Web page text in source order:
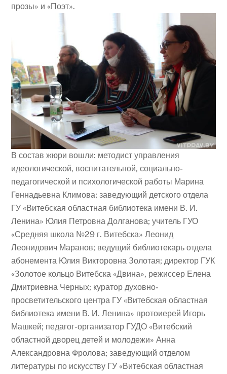
прозы» и «Поэт».
В состав жюри вошли: методист управления
идеологической, воспитательной, социально-
педагогической и психологической работы Марина
Геннадьевна Климова; заведующий детского отдела
ГУ «Витебская областная библиотека имени В. И.
Ленина» Юлия Петровна Долганова; учитель ГУО
«Средняя школа №29 г. Витебска» Леонид
Леонидович Маранов; ведущий библиотекарь отдела
абонемента Юлия Викторовна Золотая; директор ГУК
«Золотое кольцо Витебска «Двина», режиссер Елена
Дмитриевна Черных; куратор духовно-
просветительского центра ГУ «Витебская областная
библиотека имени В. И. Ленина» протоиерей Игорь
Машкей; педагог-организатор ГУДО «Витебский
областной дворец детей и молодежи» Анна
Александровна Фролова; заведующий отделом
литературы по искусству ГУ «Витебская областная